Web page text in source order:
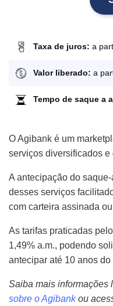
Taxa de juros: a
Valor liberado: a
Tempo de saque a
O Agibank é um
serviços diversificados
A antecipação do
desses serviços
com carteira assinada
As tarifas praticadas
1,49% a.m., podendo
antecipar até 10 anos
Saiba mais informações
sobre o Agibankou